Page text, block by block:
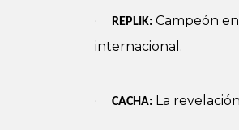
· REPLIK: Campeón
internacional.
· CACHA: La